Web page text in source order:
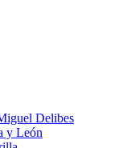
Delibes
y León